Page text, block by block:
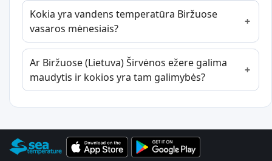
Kokia yra vandens temperatūra Biržuose
vasaros mėnesiais?
Ar Biržuose (Lietuva) Širvėnos ežere galima
maudytis ir kokios yra tam galimybės?